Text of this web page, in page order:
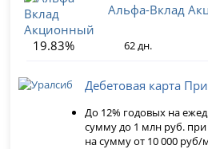
Альфа-Вклад
19.83% 62 дн.
Дебетовая карта
До 12% годовых на
сумму до 1 млн руб.
на сумму от 10 000 руб/